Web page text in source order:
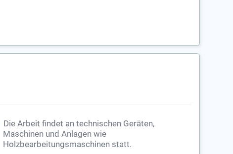
Die Arbeit findet an technischen Geräten,
Maschinen und Anlagen wie
Holzbearbeitungsmaschinen statt.